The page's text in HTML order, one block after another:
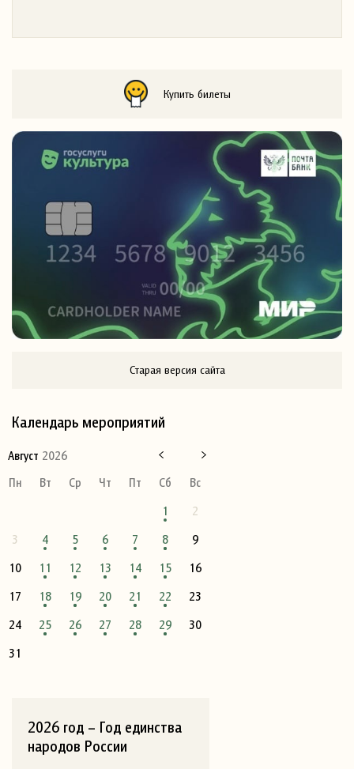
Купить билеты
Старая версия сайта
Календарь мероприятий
Август 2026
Пн
Вт Ср Чт Пт Сб
Вс
1
2
3
4 5 6 7 8
9
10
11 12 13 14 15
16
17
18 19 20 21 22
23
24
25 26 27 28 29
30
31
2026 год – Год единства
народов России